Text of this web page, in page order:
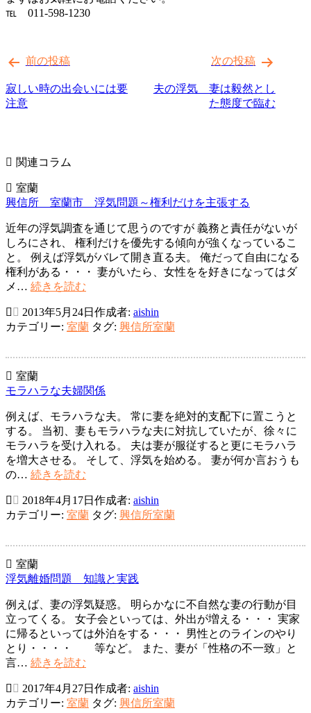
℡ 011-598-1230
稿
ナ
ビ
ー
ョ
ン
前の投稿
寂しい時の出会いには要
注意
次の投稿
夫の浮気 妻は毅然とし
た態度で臨む
関連コラム
室蘭
興信所 室蘭市 浮気問題～権利だけを主張する
近年の浮気調査を通じて思うのですが 義務と責任がないが
しろにされ、 権利だけを優先する傾向が強くなっているこ
と。 例えば浮気がバレて開き直る夫。 俺だって自由になる
権利がある・・・ 妻がいたら、女性をを好きになってはダ
メ… 続きを読む
所
室
市
気
題
～
権
利
を
主
す
2013年5月24日 作成者: aishin
カテゴリー: 室蘭 タグ: 興信所室蘭
室蘭
モラハラな夫婦関係
例えば、モラハラな夫。 常に妻を絶対的支配下に置こうと
する。 当初、妻もモラハラな夫に対抗していたが、徐々に
モラハラを受け入れる。 夫は妻が服従すると更にモラハラ
を増大させる。 そして、浮気を始める。 妻が何か言おうも
の… 続きを読む
ハ
ラ
夫
関
2018年4月17日 作成者: aishin
カテゴリー: 室蘭 タグ: 興信所室蘭
室蘭
浮気離婚問題 知識と実践
例えば、妻の浮気疑惑。 明らかなに不自然な妻の行動が目
立ってくる。 女子会といっては、外出が増える・・・ 実家
に帰るといっては外泊をする・・・ 男性とのラインのやり
とり・・・・ 等など。 また、妻が「性格の不一致」と
言… 続きを読む
離
婚
2017年4月27日 作成者: aishin
カテゴリー: 室蘭 タグ: 興信所室蘭